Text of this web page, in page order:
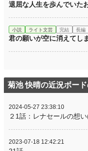
退屈な人生を歩んでいた
小説 ライト文芸 完結 長編
君の願いが空に消えてし
菊池 快晴の近況ボー
2024-05-27 23:38:10
２1話：レナセールの想
2023-07-18 12:42:21